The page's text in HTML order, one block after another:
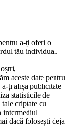
a-ți oferi o
tău individual.
aceste date pentru
ți afișa publicitate
statisticile de
criptate cu
intermediul
dacă folosești deja